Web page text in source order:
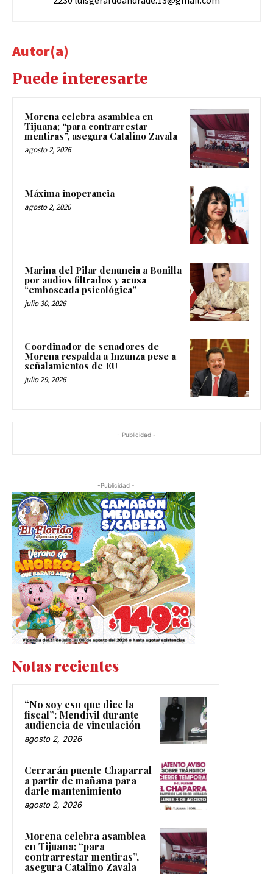
Autor(a)
Puede interesarte
Morena celebra asamblea en
Tijuana; “para contrarrestar
mentiras”, asegura Catalino Zavala
agosto 2, 2026
Máxima inoperancia
agosto 2, 2026
Marina del Pilar denuncia a Bonilla
por audios filtrados y acusa
“emboscada psicológica”
julio 30, 2026
Coordinador de senadores de
Morena respalda a Inzunza pese a
señalamientos de EU
julio 29, 2026
- Publicidad -
-Publicidad -
Notas recientes
“No soy eso que dice la
fiscal”: Mendívil durante
audiencia de vinculación
agosto 2, 2026
Cerrarán puente Chaparral
a partir de mañana para
darle mantenimiento
agosto 2, 2026
Morena celebra asamblea
en Tijuana; “para
contrarrestar mentiras”,
asegura Catalino Zavala